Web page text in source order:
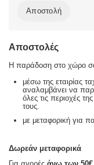
Αποστολή
Αποστολές
Η παράδοση στο χώρο
μέσω της εταιρίας
αναλαμβάνει να
όλες τις περιοχές
τους.
με μεταφορική για
Δωρεάν μεταφορικά